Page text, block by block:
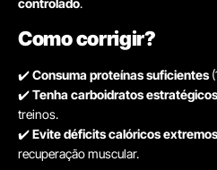
Como corrigir?
✔️Consuma proteínas suficientes
✔️Tenha carboidratos estratégicos
treinos.
✔️Evite déficits calóricos extremos
recuperação muscular.